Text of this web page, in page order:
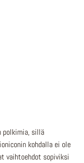
polkimia, sillä
kohdalla ei ole
vaihtoehdot sopiviksi